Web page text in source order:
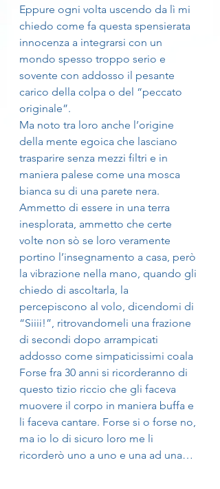
Eppure ogni volta uscendo da lì mi
chiedo come fa questa spensierata
innocenza a integrarsi con un
mondo spesso troppo serio e
sovente con addosso il pesante
carico della colpa o del “peccato
originale”.
Ma noto tra loro anche l’origine
della mente egoica che lasciano
trasparire senza mezzi filtri e in
maniera palese come una mosca
bianca su di una parete nera.
Ammetto di essere in una terra
inesplorata, ammetto che certe
volte non sò se loro veramente
portino l’insegnamento a casa, però
la vibrazione nella mano, quando gli
chiedo di ascoltarla, la
percepiscono al volo, dicendomi di
“Siiii!”, ritrovandomeli una frazione
di secondi dopo arrampicati
addosso come simpaticissimi coala
Forse fra 30 anni si ricorderanno di
questo tizio riccio che gli faceva
muovere il corpo in maniera buffa e
li faceva cantare. Forse si o forse no,
ma io lo di sicuro loro me li
ricorderò uno a uno e una ad una…